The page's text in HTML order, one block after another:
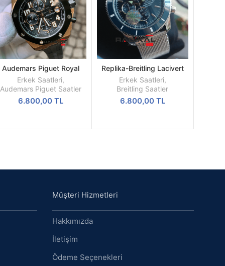
DEVAMINI
OKU
Audemars Piguet Royal
Oak Rose Kasa Siyah
Kadran Replika Erkek Saati
Erkek Saatleri,
Audemars Piguet Saatler
6.800,00 TL
SEPETE
EKLE
Replika-Breitling Lacivert
Kadran Hasır Kordon Kol
Saati
Erkek Saatleri,
Breitling Saatler
6.800,00 TL
Müşteri Hizmetleri
Hakkımızda
İletişim
Ödeme Seçenekleri